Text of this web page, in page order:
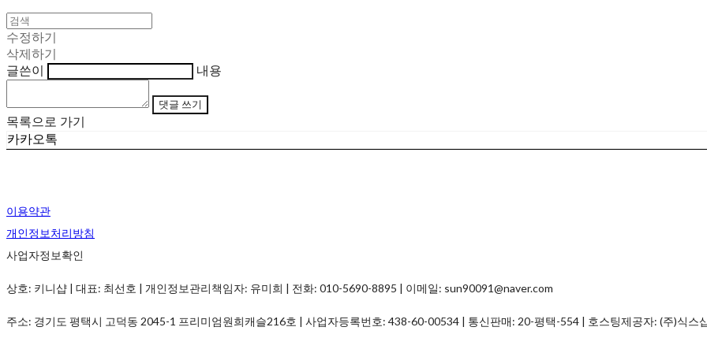
수정하기
삭제하기
글쓴이
내용
댓글 쓰기
목록으로 가기
카카오톡
이용약관
개인정보처리방침
사업자정보확인
상호: 키니샵 | 대표: 최선호 | 개인정보관리책임자: 유미희 | 전화: 010-5690-8895 | 이메일: sun90091@naver.com
주소: 경기도 평택시 고덕동 2045-1 프리미엄원희캐슬216호 | 사업자등록번호: 438-60-00534 | 통신판매: 20-평택-554 | 호스팅제공자: (주)식스